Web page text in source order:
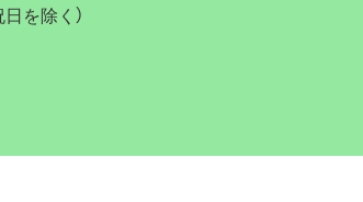
を除く）